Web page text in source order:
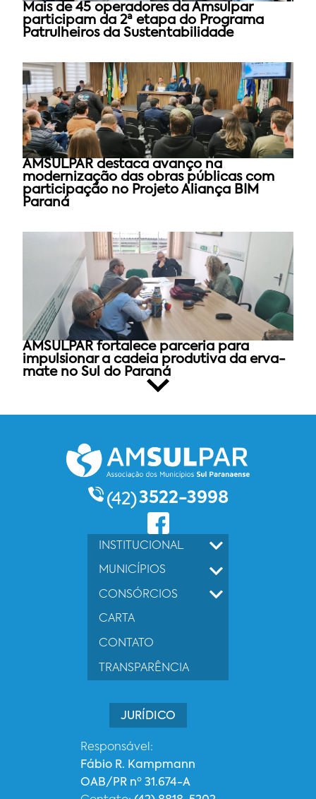
Mais de 45 operadores da Amsulpar
participam da 2ª etapa do Programa
Patrulheiros da Sustentabilidade
AMSULPAR destaca avanço na
modernização das obras públicas com
participação no Projeto Aliança BIM
Paraná
AMSULPAR fortalece parceria para
impulsionar a cadeia produtiva da erva-
mate no Sul do Paraná
(42)3522-3998
INSTITUCIONAL
MUNICÍPIOS
CONSÓRCIOS
CARTA
CONTATO
TRANSPARÊNCIA
JURÍDICO
Responsável:
Fábio R. Kampmann
OAB/PR nº 31.674-A